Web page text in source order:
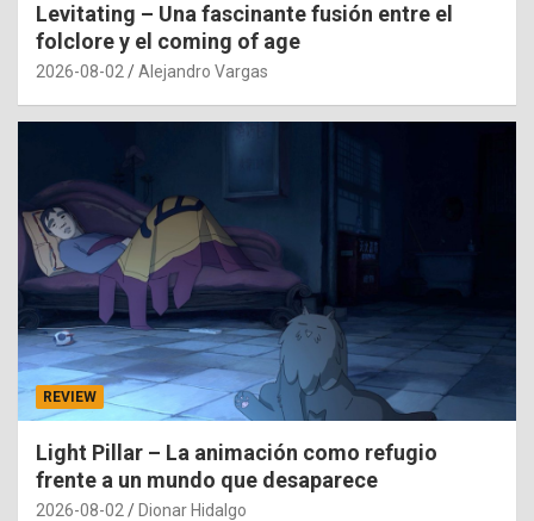
Levitating – Una fascinante fusión entre el
folclore y el coming of age
2026-08-02 Alejandro Vargas
REVIEW
Light Pillar – La animación como refugio
frente a un mundo que desaparece
2026-08-02 Dionar Hidalgo